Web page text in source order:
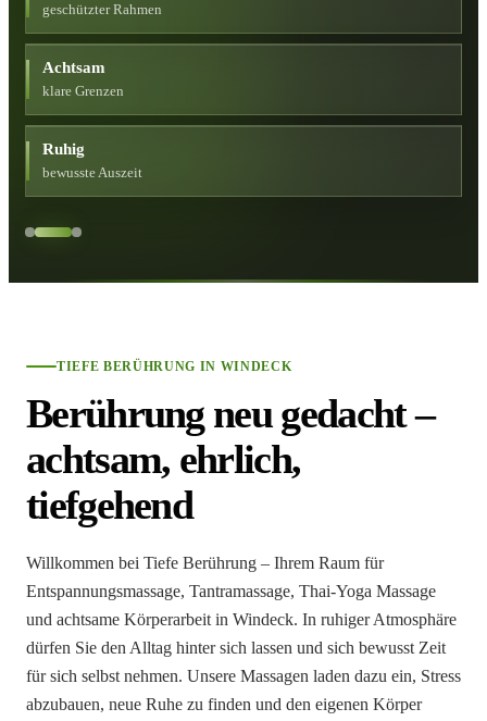
geschützter Rahmen
Achtsam
klare Grenzen
Ruhig
bewusste Auszeit
TIEFE BERÜHRUNG IN WINDECK
Berührung neu gedacht –
achtsam, ehrlich,
tiefgehend
Willkommen bei Tiefe Berührung – Ihrem Raum für
Entspannungsmassage, Tantramassage, Thai-Yoga Massage
und achtsame Körperarbeit in Windeck. In ruhiger Atmosphäre
dürfen Sie den Alltag hinter sich lassen und sich bewusst Zeit
für sich selbst nehmen. Unsere Massagen laden dazu ein, Stress
abzubauen, neue Ruhe zu finden und den eigenen Körper